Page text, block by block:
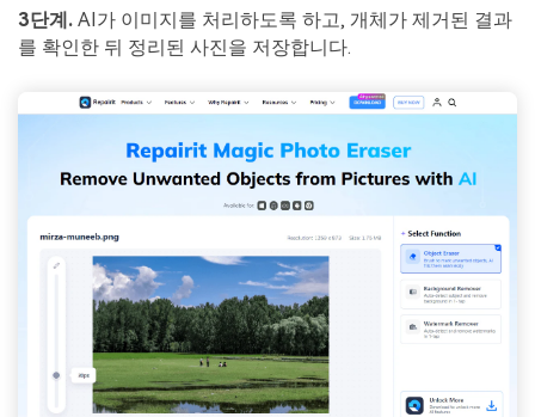
3단계. AI가 이미지를 처리하도록 하고, 개체가 제거된 결과
를 확인한 뒤 정리된 사진을 저장합니다.